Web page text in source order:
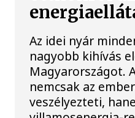
Az idei nyár
nagyobb kihívás
Magyarországot.
nemcsak az
veszélyezteti,